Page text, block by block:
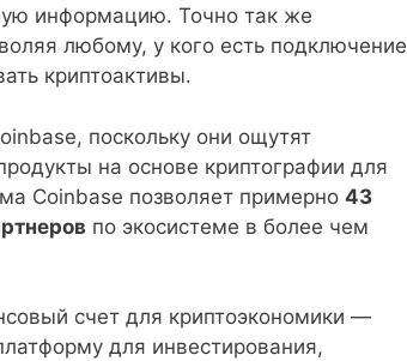
информацию. Точно так же
любому, у кого есть подключение
криптоактивы.
поскольку они ощутят
на основе криптографии для
Coinbase позволяет примерно 43
по экосистеме в более чем
счет для криптоэкономики —
для инвестирования,